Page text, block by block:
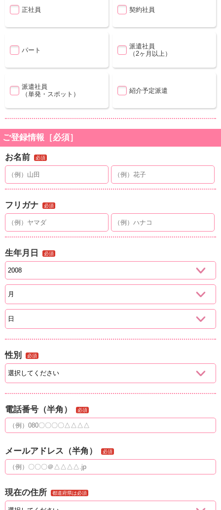
正社員 契約社員
パート
派遣社員
（2ヶ月以上）
派遣社員
（単発・スポット）
紹介予定派遣
ご登録情報［必須］
お名前 必須
フリガナ 必須
生年月日 必須
性別 必須
電話番号（半角） 必須
メールアドレス（半角） 必須
現在の住所 都道府県は必須